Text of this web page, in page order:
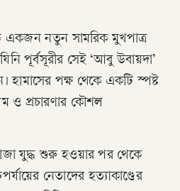
একজন নতুন সামরিক মুখপাত্র
পূর্বসূরীর সেই ‘আবু উবায়দা’
হামাসের পক্ষ থেকে একটি স্পষ্ট
ও প্রচারণার কৌশল
যুদ্ধ শুরু হওয়ার পর থেকে
নেতাদের হত্যাকাণ্ডের